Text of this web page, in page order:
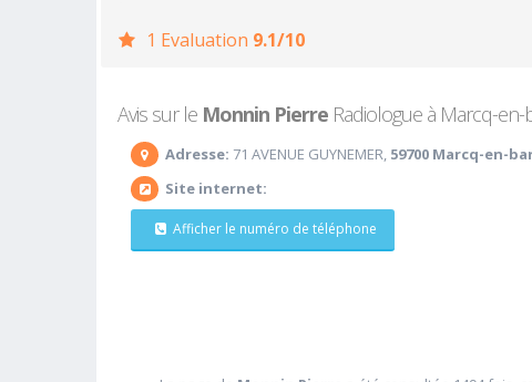
1 Evaluation 9.1/10
Avis sur le Monnin Pierre Radiologue à Marcq-
Adresse: 71 AVENUE GUYNEMER, 59700 Marcq-en-
Site internet:
Afficher le numéro de téléphone